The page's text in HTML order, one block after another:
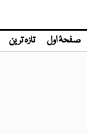
صفحۂ اول تازہ ترین